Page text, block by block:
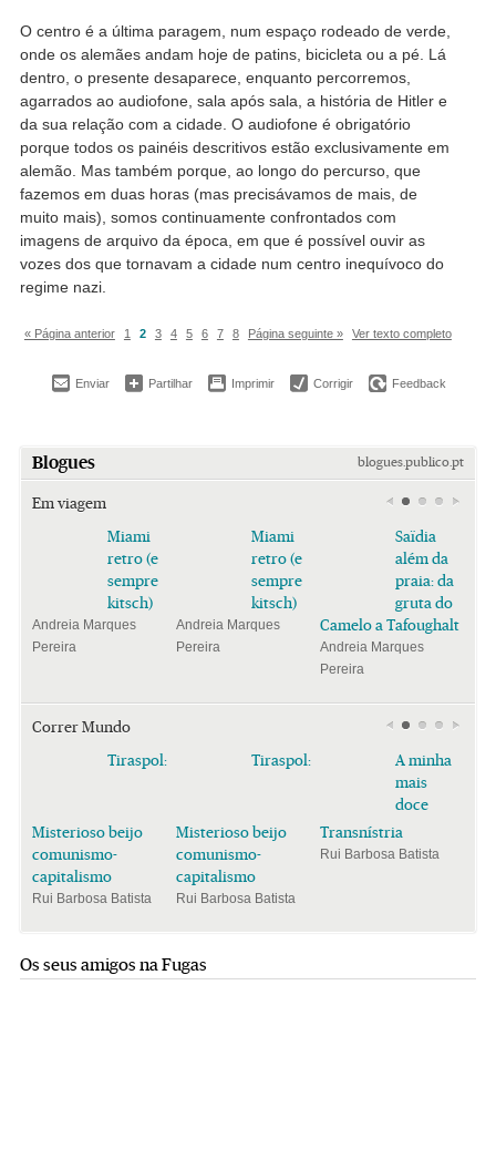
O centro é a última paragem, num espaço rodeado de verde,
onde os alemães andam hoje de patins, bicicleta ou a pé. Lá
dentro, o presente desaparece, enquanto percorremos,
agarrados ao audiofone, sala após sala, a história de Hitler e
da sua relação com a cidade. O audiofone é obrigatório
porque todos os painéis descritivos estão exclusivamente em
alemão. Mas também porque, ao longo do percurso, que
fazemos em duas horas (mas precisávamos de mais, de
muito mais), somos continuamente confrontados com
imagens de arquivo da época, em que é possível ouvir as
vozes dos que tornavam a cidade num centro inequívoco do
regime nazi.
« Página anterior 1 2 3 4 5 6 7 8 Página seguinte » Ver texto completo
Enviar Partilhar Imprimir Corrigir Feedback
Blogues blogues.publico.pt
Em viagem
Miami
retro (e
sempre
kitsch)
Andreia Marques
Pereira
Miami
retro (e
sempre
kitsch)
Andreia Marques
Pereira
Saïdia
além da
praia: da
gruta do
Camelo a Tafoughalt
Andreia Marques
Pereira
Correr Mundo
Tiraspol:
Misterioso beijo
comunismo-
capitalismo
Rui Barbosa Batista
Tiraspol:
Misterioso beijo
comunismo-
capitalismo
Rui Barbosa Batista
A minha
mais
doce
Transnístria
Rui Barbosa Batista
Os seus amigos na Fugas